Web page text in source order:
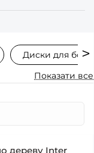
Диски для
Показати все
дереву Inter